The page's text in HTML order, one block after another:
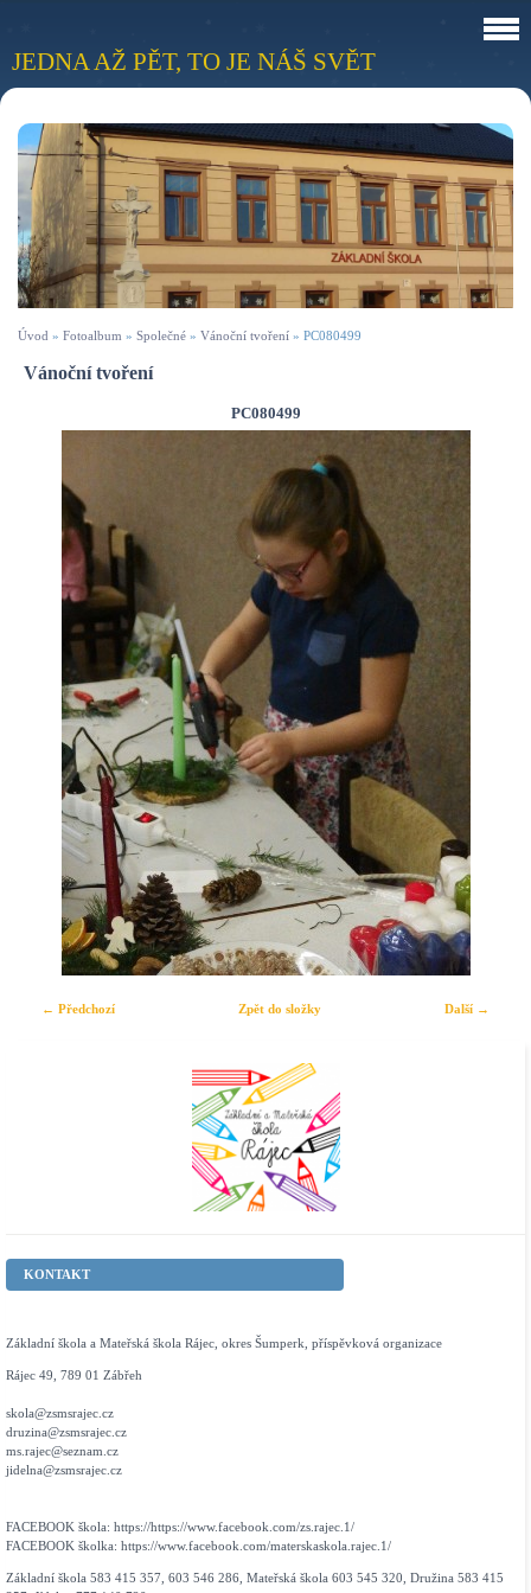
JEDNA AŽ PĚT, TO JE NÁŠ SVĚT
Úvod » Fotoalbum » Společné » Vánoční tvoření » PC080499
Vánoční tvoření
PC080499
← Předchozí Další →
Zpět do složky
KONTAKT
Základní škola a Mateřská škola Rájec, okres Šumperk, příspěvková organizace
Rájec 49, 789 01 Zábřeh
skola@zsmsrajec.cz
druzina@zsmsrajec.cz
ms.rajec@seznam.cz
jidelna@zsmsrajec.cz
FACEBOOK škola: https://https://www.facebook.com/zs.rajec.1/
FACEBOOK školka: https://www.facebook.com/materskaskola.rajec.1/
Základní škola 583 415 357, 603 546 286, Mateřská škola 603 545 320, Družina 583 415